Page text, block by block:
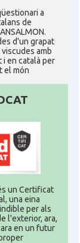
a
de
d'un grapat
amb
i en català per
el món
un Certificat
una eina
per als
l'exterior, ara,
en un futur